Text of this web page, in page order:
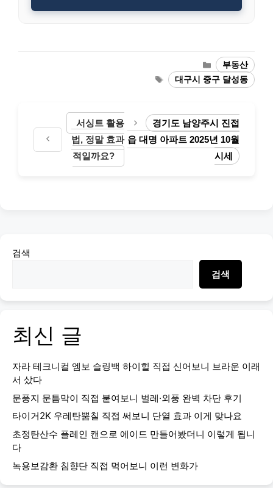
Categories
부동산
Tags
대구시 중구 달성동
서싱트 활용
법, 정말 효과
적일까요?
경기도 남양주시 진접
읍 대명 아파트 2025년 10월
시세
검색
검색
최신 글
자라 테크니컬 엠보 슬링백 하이힐 직접 신어보니 브라운 이래
서 샀다
문풍지 문틈막이 직접 붙여보니 벌레·외풍 완벽 차단 후기
타이거2K 우레탄뿜칠 직접 써보니 단열 효과 이게 맞나요
초정탄산수 플레인 캔으로 에이드 만들어봤더니 이렇게 됩니
다
녹용보감환 침향단 직접 먹어보니 이런 변화가